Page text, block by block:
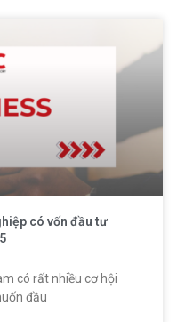
có vốn đầu tư
có rất nhiều cơ hội
đầu